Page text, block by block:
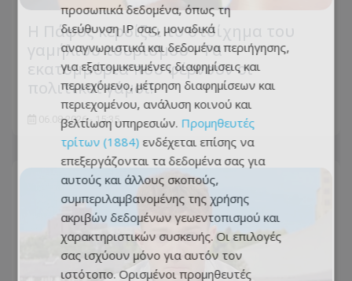
Η Πάφος κερδίζει το στοίχημα του
γαμήλιου τουρισμού - Τα
εκατομμύρια που φέρνουν οι
πολιτικοί γάμοι!
06.08.2026 - 15:35
προσωπικά δεδομένα, όπως τη
διεύθυνση IP σας, μοναδικά
αναγνωριστικά και δεδομένα περιήγησης,
για εξατομικευμένες διαφημίσεις και
περιεχόμενο, μέτρηση διαφημίσεων και
περιεχομένου, ανάλυση κοινού και
βελτίωση υπηρεσιών. Προμηθευτές
τρίτων (1884) ενδέχεται επίσης να
επεξεργάζονται τα δεδομένα σας για
αυτούς και άλλους σκοπούς,
συμπεριλαμβανομένης της χρήσης
ακριβών δεδομένων γεωεντοπισμού και
χαρακτηριστικών συσκευής. Οι επιλογές
σας ισχύουν μόνο για αυτόν τον
ιστότοπο. Ορισμένοι προμηθευτές